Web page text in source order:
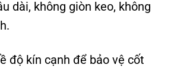
dài, không giòn keo, không
độ kín cạnh để bảo vệ cốt